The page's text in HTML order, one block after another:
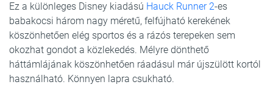
Ez a különleges Disney kiadású Hauck Runner 2-es
babakocsi három nagy méretű, felfújható kerekének
köszönhetően elég sportos és a rázós terepeken sem
okozhat gondot a közlekedés. Mélyre dönthető
háttámlájának köszönhetően ráadásul már újszülött kortól
használható. Könnyen lapra csukható.